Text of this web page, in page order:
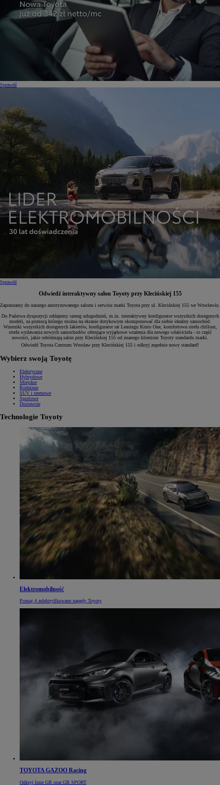
Sprawdź
Sprawdź
Odwiedź interaktywny salon Toyoty przy Klecińskiej 155
Zapraszamy do naszego autoryzowanego salonu i serwisu marki Toyota przy ul. Klecińskiej 155 we Wrocławiu.
Do Państwa dyspozycji oddajemy szereg udogodnień, m.in. interaktywny konfigurator wszystkich dostępnych
modeli, za pomocą którego można na ekranie dotykowym skomponować dla siebie idealny samochód.
Wzorniki wszystkich dostępnych lakierów, konfigurator rat Leasingu Kinto One, komfortowa strefa chillout,
strefa wydawania nowych samochodów oferująca wyjątkowe wrażenia dla nowego właściciela - to część
nowości, jakie odróżniają salon przy Klecińskiej 155 od znanego klientom Toyoty standardu marki.
Odwiedź Toyota Centrum Wrocław przy Klecińskiej 155 i odkryj zupełnie nowy standard!
Wybierz swoją Toyotę
Elektryczne
Hybrydowe
Miejskie
Rodzinne
SUV i terenowe
Sportowe
Dostawcze
Technologie Toyoty
Elektromobilność
Poznaj 4 zelektryfikowane napędy Toyoty
TOYOTA GAZOO Racing
Odkryj linie GR oraz GR SPORT